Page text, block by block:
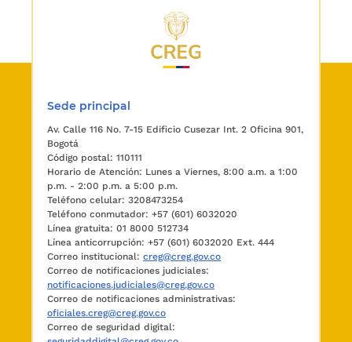
Sede principal
Av. Calle 116 No. 7-15 Edificio Cusezar Int. 2 Oficina 901,
Bogotá
Código postal: 110111
Horario de Atención: Lunes a Viernes, 8:00 a.m. a 1:00
p.m. - 2:00 p.m. a 5:00 p.m.
Teléfono celular: 3208473254
Teléfono conmutador: +57 (601) 6032020
Línea gratuita: 01 8000 512734
Línea anticorrupción: +57 (601) 6032020 Ext. 444
Correo institucional: creg@creg.gov.co
Correo de notificaciones judiciales:
notificaciones.judiciales@creg.gov.co
Correo de notificaciones administrativas:
oficiales.creg@creg.gov.co
Correo de seguridad digital: